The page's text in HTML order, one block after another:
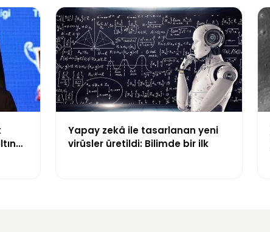
Yapay zekâ ile tasarlanan yeni
virüsler üretildi: Bilimde bir ilk